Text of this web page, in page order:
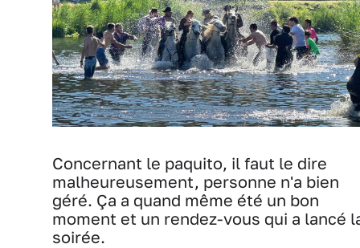
Concernant le paquito, il faut le dire
malheureusement, personne n'a bien
géré. Ça a quand même été un bon
moment et un rendez-vous qui a lancé
soirée.